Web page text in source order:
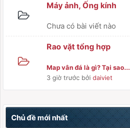
Máy ảnh, Ống kính
Chưa có bài viết nào
Rao vặt tổng hợp
Map vân đá là gì? Tại sao...
3 giờ trước bởi daiviet
Chủ đề mới nhất